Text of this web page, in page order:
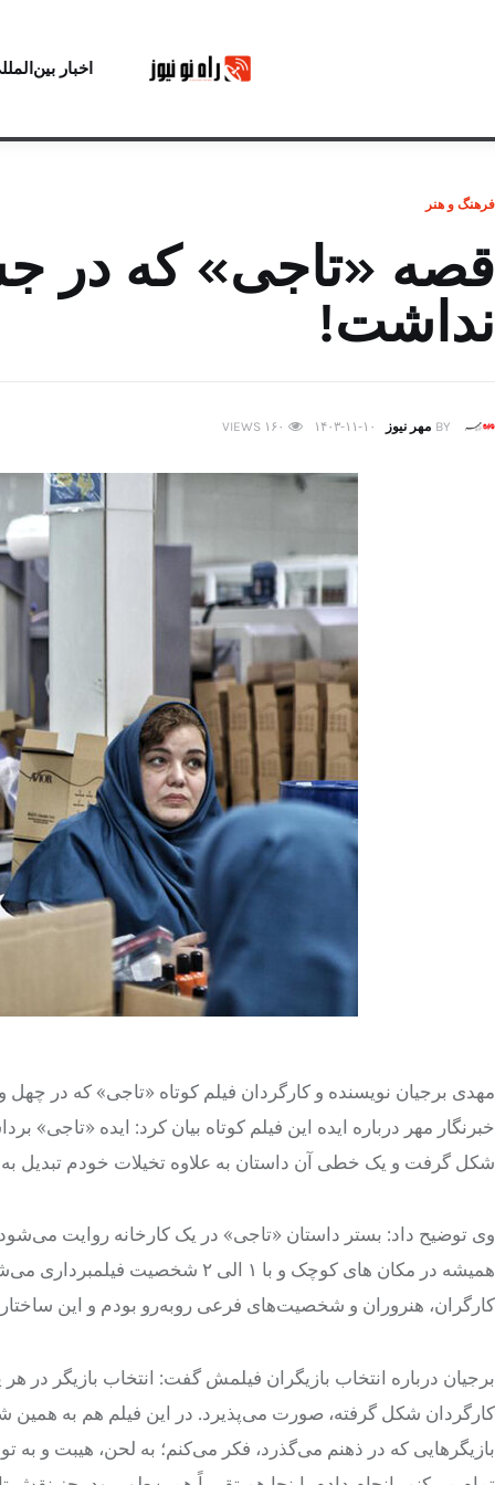
اخبار
فرهنگ و هنر
قصه «تاجی» که در
نداشت!
BY مهر نیوز ۱۴۰۳-۱۱-۱۰ ۱۶۰ VIEWS
مهدی برجیان نویسنده و کارگردان فیلم کوتاه «تاجی» که در
خبرنگار مهر درباره ایده این فیلم کوتاه بیان کرد: ایده
شکل گرفت و یک خطی آن داستان به علاوه تخیلات خودم تبدیل
وی توضیح داد: بستر داستان «تاجی» در یک کارخانه روایت
کارگران، هنروران و شخصیت‌های فرعی روبه‌رو بودم و این
برجیان درباره انتخاب بازیگران فیلمش گفت: انتخاب بازیگر
کارگردان شکل گرفته، صورت می‌پذیرد. در این فیلم هم به همین
بازیگرهایی که در ذهنم می‌گذرد، فکر می‌کنم؛ به لحن، هیبت و به